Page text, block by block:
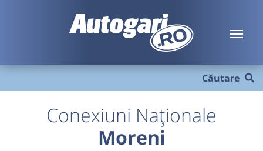
Căutare
Conexiuni Naționale
Moreni